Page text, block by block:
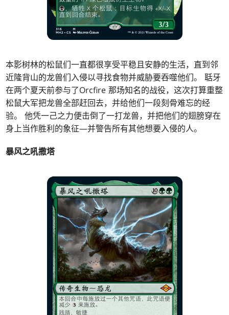
本影树林的松鼠们一直都很享受平稳且安静的生活，直到邻
近隆背山的龙兽们入侵以寻找食物并威胁要吞噬他们。 聒牙
在两个夏天前参与了Orcfire 那场知名的战役，这次打算重整
松鼠大军把龙兽全部赶回去，并给他们一段刻骨难忘的经
验。 他凭一己之力便击倒了一打龙兽，并把他们的翅膀穿在
身上当作胜利的象征—并警告所有其他想要入侵的人。
暴风之吼撒塔